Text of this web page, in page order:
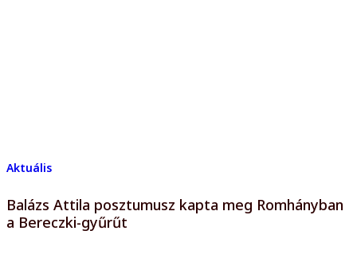
Aktuális
Balázs Attila posztumusz kapta meg Romhányban
a Bereczki-gyűrűt